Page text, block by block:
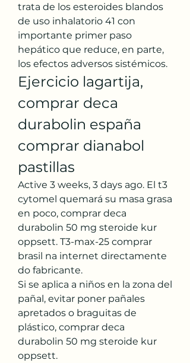
trata de los esteroides blandos
de uso inhalatorio 41 con
importante primer paso
hepático que reduce, en parte,
los efectos adversos sistémicos.
Ejercicio lagartija,
comprar deca
durabolin españa
comprar dianabol
pastillas
Active 3 weeks, 3 days ago. El t3
cytomel quemará su masa grasa
en poco, comprar deca
durabolin 50 mg steroide kur
oppsett. T3-max-25 comprar
brasil na internet directamente
do fabricante.
Si se aplica a niños en la zona del
pañal, evitar poner pañales
apretados o braguitas de
plástico, comprar deca
durabolin 50 mg steroide kur
oppsett.